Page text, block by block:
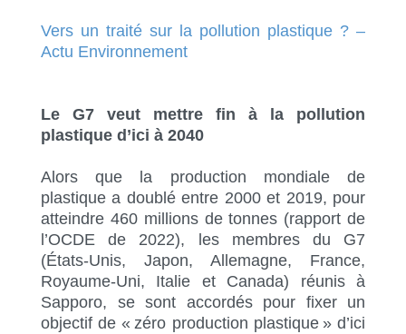
Vers un traité sur la pollution plastique ? –
Actu Environnement
Le G7 veut mettre fin à la pollution
plastique d’ici à 2040
Alors que la production mondiale de
plastique a doublé entre 2000 et 2019, pour
atteindre 460 millions de tonnes (rapport de
l’OCDE de 2022), les membres du G7
(États-Unis, Japon, Allemagne, France,
Royaume-Uni, Italie et Canada) réunis à
Sapporo, se sont accordés pour fixer un
objectif de « zéro production plastique » d’ici